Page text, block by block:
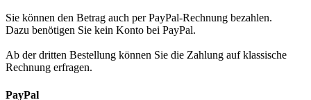
Sie können den Betrag auch per PayPal-Rechnung bezahlen.
Dazu benötigen Sie kein Konto bei PayPal.
Ab der dritten Bestellung können Sie die Zahlung auf klassische
Rechnung erfragen.
PayPal